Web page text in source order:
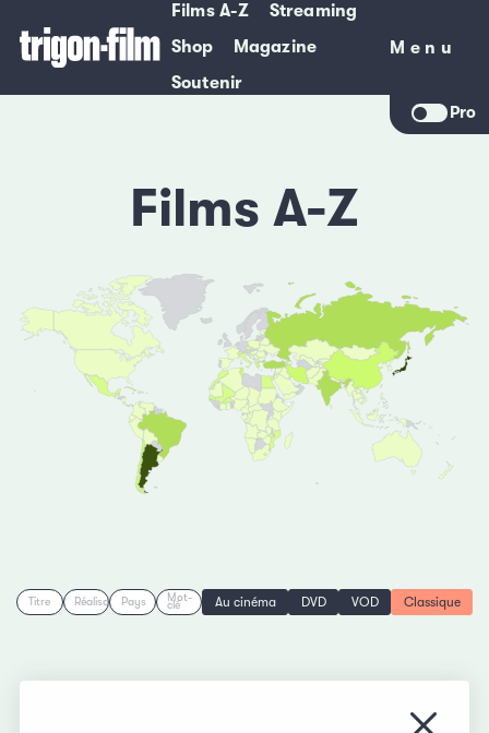
Films A-Z
Streaming
Shop
Magazine
Soutenir
Menu
Menu
Pro
Films A-Z
Titre RéalisationPays Mot-
clé Au cinéma DVD VOD Classique